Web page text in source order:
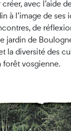
avec l’aide
à l’image de ses
de
jardin de
la diversité des
forêt vosgienne.